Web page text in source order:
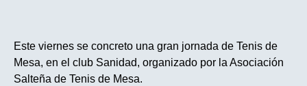
Este viernes se concreto una gran jornada de Tenis de
Mesa, en el club Sanidad, organizado por la Asociación
Salteña de Tenis de Mesa.